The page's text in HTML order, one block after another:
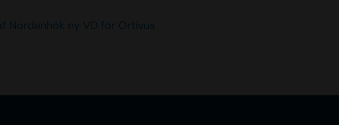
Nordenhök ny VD för Ortivus